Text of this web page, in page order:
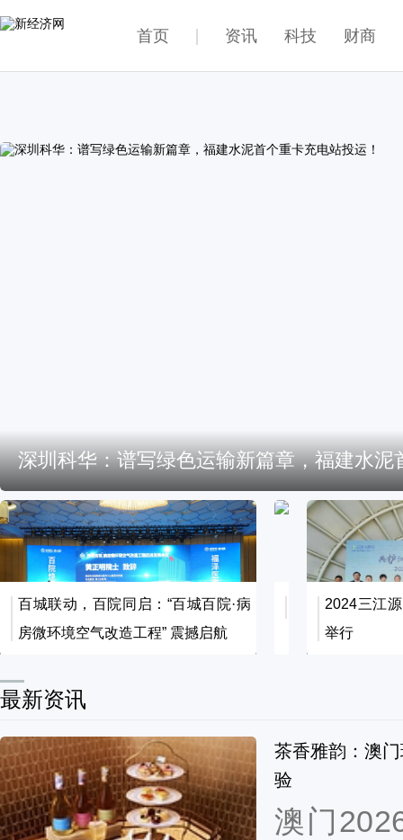
首页 资讯 科技 财商
深圳科华：谱写绿色运输新篇章，福建水泥
百城联动，百院同启：“百城百院·病
房微环境空气改造工程” 震撼启航
DFA 亚洲最具
2024三江
举行
最新资讯
茶香雅韵：澳
验
澳门